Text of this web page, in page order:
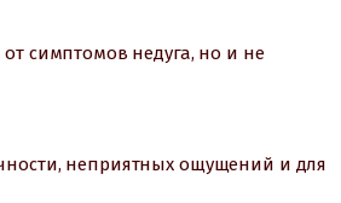
симптомов недуга, но и не
неприятных ощущений и для